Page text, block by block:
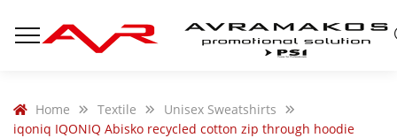
Home Textile
Unisex Sweatshirts
iqoniq IQONIQ Abisko recycled cotton zip through hoodie